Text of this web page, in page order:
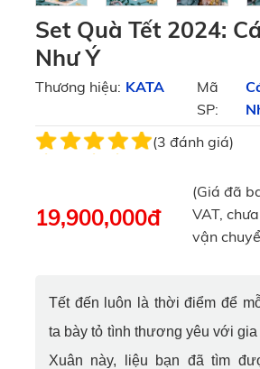
Set Quà Tết 2024:
Như Ý
Thương hiệu: KATA
Mã
SP:
(3 đánh giá)
19,900,000đ
(Giá đã
VAT,
vận
Tết đến luôn là thời điểm để
ta bày tỏ tình thương yêu với gia
Xuân này, liệu bạn đã tìm